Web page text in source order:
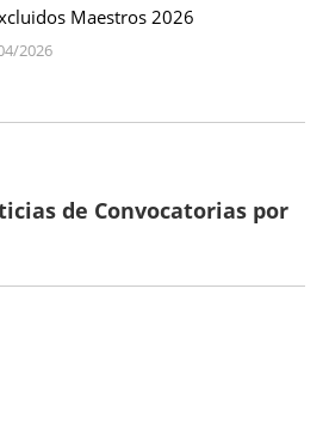
Maestros 2026
2026
de Convocatorias por